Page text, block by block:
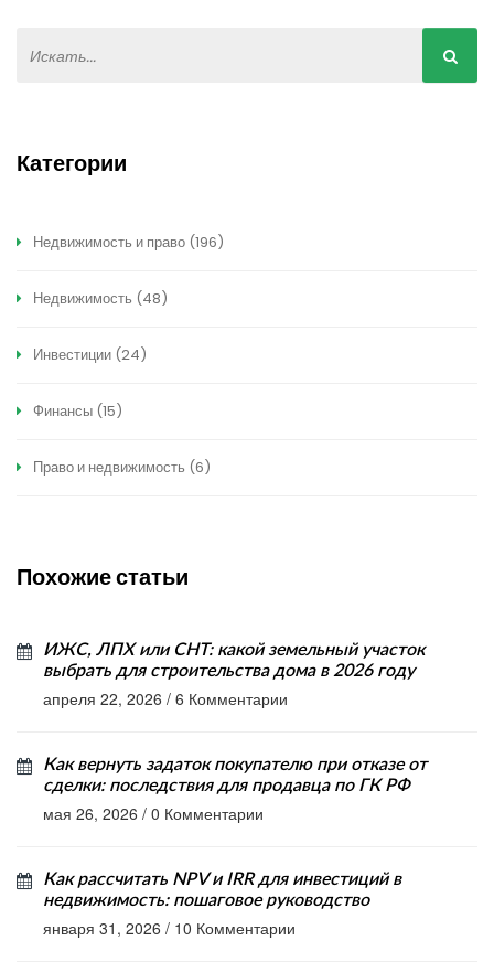
Категории
Недвижимость и право (196)
Недвижимость (48)
Инвестиции (24)
Финансы (15)
Право и недвижимость (6)
Похожие статьи
ИЖС, ЛПХ или СНТ: какой земельный участок
выбрать для строительства дома в 2026 году
апреля 22, 2026 / 6 Комментарии
Как вернуть задаток покупателю при отказе от
сделки: последствия для продавца по ГК РФ
мая 26, 2026 / 0 Комментарии
Как рассчитать NPV и IRR для инвестиций в
недвижимость: пошаговое руководство
января 31, 2026 / 10 Комментарии